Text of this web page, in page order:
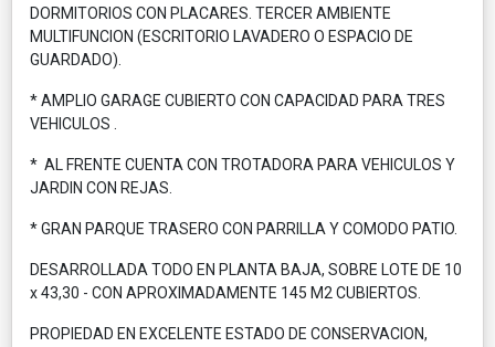
DORMITORIOS CON PLACARES. TERCER AMBIENTE
MULTIFUNCION (ESCRITORIO LAVADERO O ESPACIO DE
GUARDADO).
* AMPLIO GARAGE CUBIERTO CON CAPACIDAD PARA TRES
VEHICULOS .
* AL FRENTE CUENTA CON TROTADORA PARA VEHICULOS Y
JARDIN CON REJAS.
* GRAN PARQUE TRASERO CON PARRILLA Y COMODO PATIO.
DESARROLLADA TODO EN PLANTA BAJA, SOBRE LOTE DE 10
x 43,30 - CON APROXIMADAMENTE 145 M2 CUBIERTOS.
PROPIEDAD EN EXCELENTE ESTADO DE CONSERVACION,